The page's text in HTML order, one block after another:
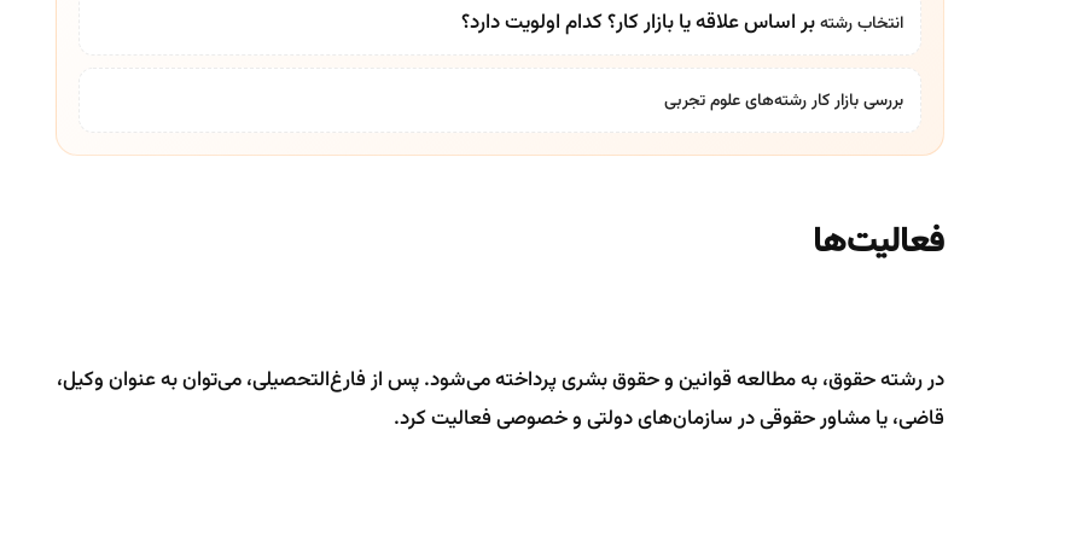
انتخاب رشتهبر اساس علاقه یا بازار کار؟ کدام اولویت دارد؟
فعالیت‌ها
در رشته حقوق، به مطالعه قوانین و حقوق بشری پرداخته می‌شود. پس از فارغ‌التحصیلی، می‌توان به عنوان وکیل،
قاضی، یا مشاور حقوقی در سازمان‌های دولتی و خصوصی فعالیت کرد.